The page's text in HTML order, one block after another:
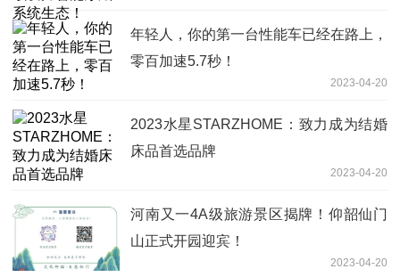
年轻人，你的第一台性能车已经在路上，
零百加速5.7秒！
2023-04-20
2023水星STARZHOME：致力成为结婚
床品首选品牌
2023-04-20
河南又一4A级旅游景区揭牌！仰韶仙门
山正式开园迎宾！
2023-04-20